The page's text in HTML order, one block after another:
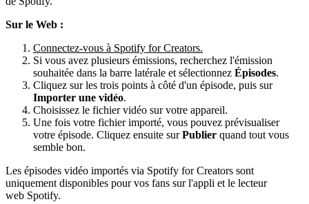
Sur le Web :
Connectez-vous à Spotify for Creators.
Si vous avez plusieurs émissions, recherchez l'émission
souhaitée dans la barre latérale et sélectionnez Épisodes.
Cliquez sur les trois points à côté d'un épisode, puis sur
Importer une vidéo.
Choisissez le fichier vidéo sur votre appareil.
Une fois votre fichier importé, vous pouvez prévisualiser
votre épisode. Cliquez ensuite surPublier quand tout vous
semble bon.
Les épisodes vidéo importés via Spotify for Creators sont
uniquement disponibles pour vos fans sur l'appli et le lecteur
web Spotify.